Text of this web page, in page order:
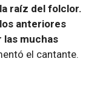
raíz del folclor.
anteriores
las muchas
el cantante.